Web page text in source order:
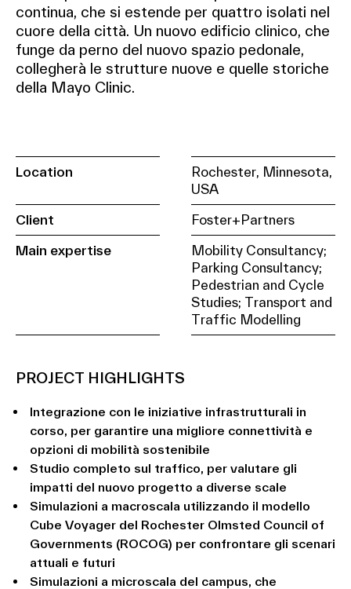
continua, che si estende per quattro isolati nel
cuore della città. Un nuovo edificio clinico, che
funge da perno del nuovo spazio pedonale,
collegherà le strutture nuove e quelle storiche
della Mayo Clinic.
Location
Rochester, Minnesota,
USA
Client Foster+Partners
Main expertise
Mobility Consultancy;
Parking Consultancy;
Pedestrian and Cycle
Studies; Transport and
Traffic Modelling
PROJECT HIGHLIGHTS
Integrazione con le iniziative infrastrutturali in
corso, per garantire una migliore connettività e
opzioni di mobilità sostenibile
Studio completo sul traffico, per valutare gli
impatti del nuovo progetto a diverse scale
Simulazioni a macroscala utilizzando il modello
Cube Voyager del Rochester Olmsted Council of
Governments (ROCOG) per confrontare gli scenari
attuali e futuri
Simulazioni a microscala del campus, che